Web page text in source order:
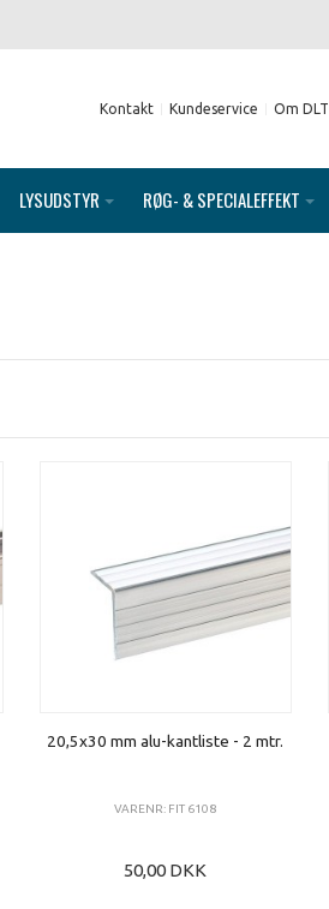
Kontakt Kundeservice Om DLT
LYSUDSTYR RØG- & SPECIALEFFEKT
20,5x30 mm alu-kantliste - 2 mtr.
VARENR: FIT 6108
50,00 DKK